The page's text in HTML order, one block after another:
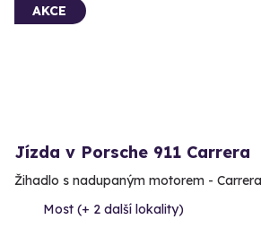
AKCE
Jízda v Porsche 911 Carrera
Žihadlo s nadupaným motorem -
Most (+ 2 další lokality)